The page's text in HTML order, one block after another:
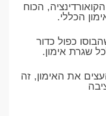
הכוח
הכללי.
כפול כדור
שגרת אימון.
את האימון, זה